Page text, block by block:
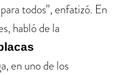
todos”, enfatizó. En
habló de la
en uno de los